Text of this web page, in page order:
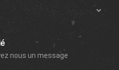

nous un message